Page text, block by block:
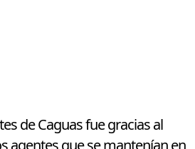
de Caguas fue gracias al